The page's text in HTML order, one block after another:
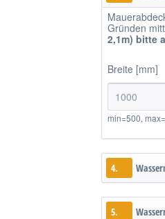
Gründen
2,1m) bitte
Breite [mm]
min=500,
4.
5.